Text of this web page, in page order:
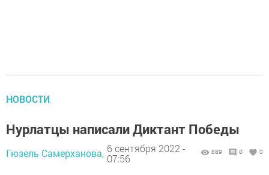
НОВОСТИ
Нурлатцы написали Диктант Победы
Гюзель Самерханова, 6 сентября 2022 -
07:56
889 0 0